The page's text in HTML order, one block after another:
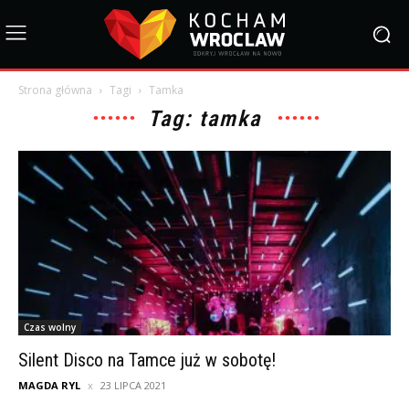
Strona główna Tagi Tamka
Tag: tamka
Czas wolny
Silent Disco na Tamce już w sobotę!
MAGDA RYL 23 LIPCA 2021